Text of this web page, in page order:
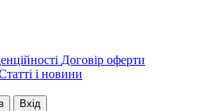
Договір оферти
і новини
Вхід